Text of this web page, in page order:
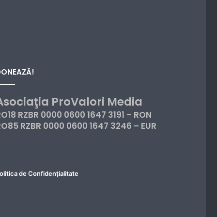
ProValori Media
RZBR 0000 0600 1647 3191 – RON
RZBR 0000 0600 1647 3246 – EUR
de Confidențialitate